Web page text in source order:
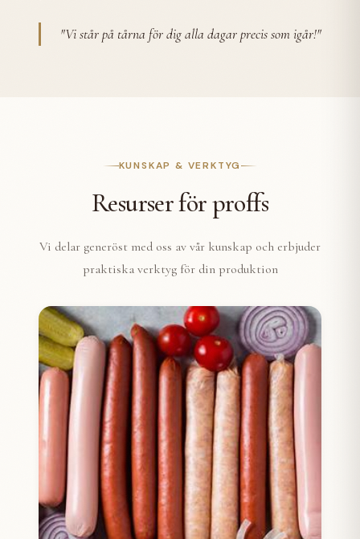
"Vi står på tårna för dig alla dagar precis som igår!"
KUNSKAP & VERKTYG
Resurser för proffs
Vi delar generöst med oss av vår kunskap och erbjuder
praktiska verktyg för din produktion